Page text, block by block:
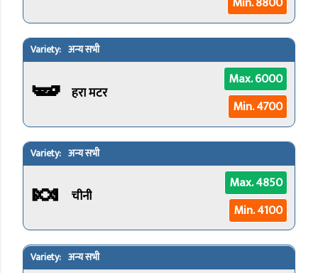
अन्य सभी
🫛 हरा मटर
Max. 6000
Min. 4700
अन्य सभी
🍬 चीनी
Max. 4850
Min. 4100
अन्य सभी